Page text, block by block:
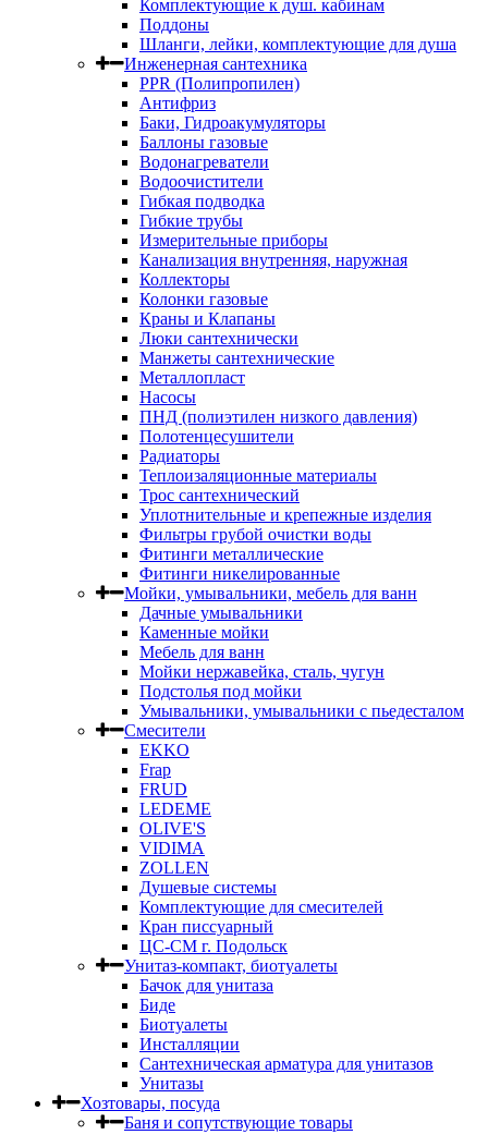
Комплектующие к душ. кабинам
Поддоны
Шланги, лейки, комплектующие для душа
Инженерная сантехника
PPR (Полипропилен)
Антифриз
Баки, Гидроакумуляторы
Баллоны газовые
Водонагреватели
Водоочистители
Гибкая подводка
Гибкие трубы
Измерительные приборы
Канализация внутренняя, наружная
Коллекторы
Колонки газовые
Краны и Клапаны
Люки сантехнически
Манжеты сантехнические
Металлопласт
Насосы
ПНД (полиэтилен низкого давления)
Полотенцесушители
Радиаторы
Теплоизаляционные материалы
Трос сантехнический
Уплотнительные и крепежные изделия
Фильтры грубой очистки воды
Фитинги металлические
Фитинги никелированные
Мойки, умывальники, мебель для ванн
Дачные умывальники
Каменные мойки
Мебель для ванн
Мойки нержавейка, сталь, чугун
Подстолья под мойки
Умывальники, умывальники с пьедесталом
Смесители
EKKO
Frap
FRUD
LEDEME
OLIVE'S
VIDIMA
ZOLLEN
Душевые системы
Комплектующие для смесителей
Кран писсуарный
ЦС-СМ г. Подольск
Унитаз-компакт, биотуалеты
Бачок для унитаза
Биде
Биотуалеты
Инсталляции
Сантехническая арматура для унитазов
Унитазы
Хозтовары, посуда
Баня и сопутствующие товары